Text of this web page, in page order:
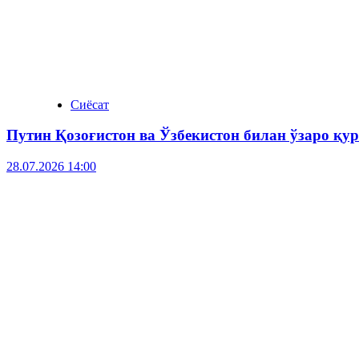
Сиёсат
Путин Қозоғистон ва Ўзбекистон билан ўзаро
28.07.2026 14:00